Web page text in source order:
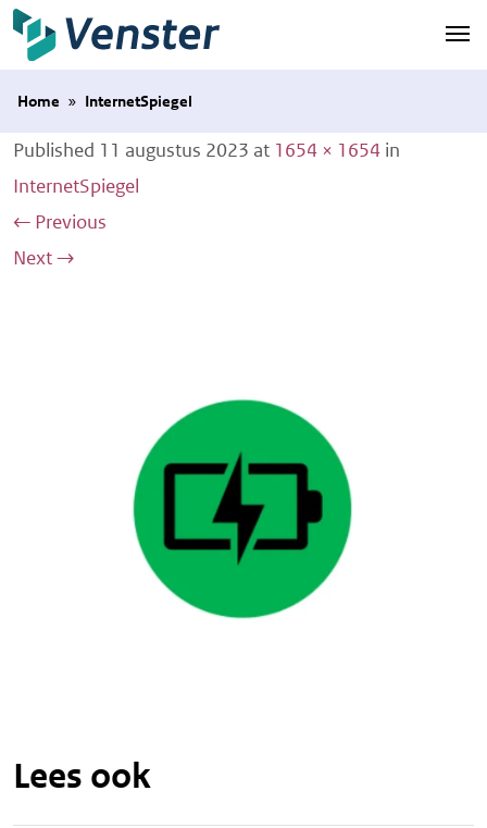
Naar hoofdinhoud
Home » InternetSpiegel
Published 11 augustus 2023 at 1654 × 1654 in
InternetSpiegel
← Previous
Next→
Lees ook